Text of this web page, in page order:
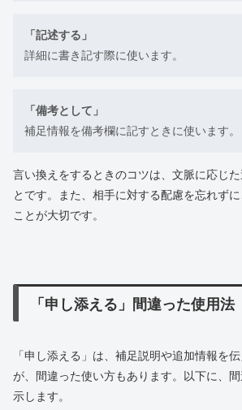
「記述する」
詳細に書き記す際に使います。
「備考として」
補足情報を備考欄に記すときに使います。
言い換えをするときのコツは、文脈に応じ
とです。また、相手に対する配慮を忘れず
ことが大切です。
「申し添える」間違った使用法
「申し添える」は、補足説明や追加情報を
が、間違った使い方もあります。以下に、
示します。